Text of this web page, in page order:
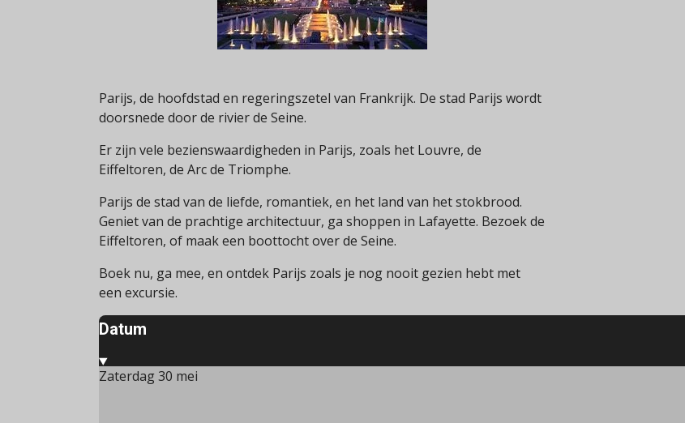
Parijs, de hoofdstad en regeringszetel van Frankrijk. De stad Parijs wordt
doorsnede door de rivier de Seine.
Er zijn vele bezienswaardigheden in Parijs, zoals het Louvre, de
Eiffeltoren, de Arc de Triomphe.
Parijs de stad van de liefde, romantiek, en het land van het stokbrood.
Geniet van de prachtige architectuur, ga shoppen in Lafayette. Bezoek de
Eiffeltoren, of maak een boottocht over de Seine.
Boek nu, ga mee, en ontdek Parijs zoals je nog nooit gezien hebt met
een excursie.
Datum
Zaterdag 30 mei